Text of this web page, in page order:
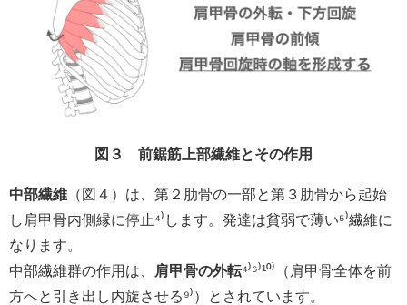
図３ 前鋸筋上部繊維とその作用
中部繊維 （図４）は、第２肋骨の一部と第３肋骨から起始
し肩甲骨内側縁に停止⁴⁾します。発達は貧弱で薄い⁵⁾繊維に
なります。
中部繊維群の作用は、
肩甲骨の外転⁴⁾⁶⁾¹⁰⁾（肩甲骨全体を前
方へと引き出し内旋させる⁹⁾）とされています。